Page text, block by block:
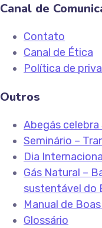
Canal de
Contato
Canal de Ética
Política de
Outros
Abegás celebra
Seminário –
Dia
Gás Natural –
sustentável do
Manual de
Glossário